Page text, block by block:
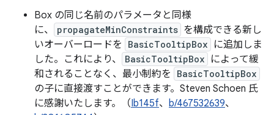
Box の同じ名前のパラメータと同様
に、
propagateMinConstraints を構成できる新し
いオーバーロードを
BasicTooltipBox
に追加しま
した。これにより、
BasicTooltipBox
によって緩
和されることなく、最小制約を
BasicTooltipBox
の子に直接渡すことができます。Steven Schoen 氏
に感謝いたします。（Ib145f、 b/467532639、